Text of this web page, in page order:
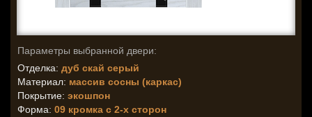
Параметры выбранной двери:
Отделка: дуб скай серый
Материал: массив сосны (каркас)
Покрытие: экошпон
Форма: 09 кромка с 2-х сторон